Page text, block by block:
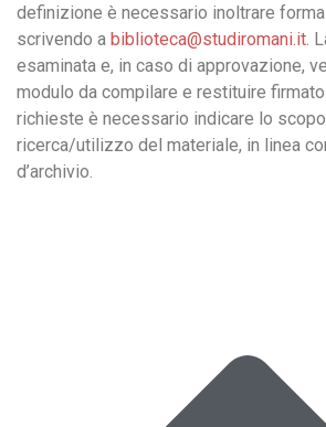
definizione è necessario inoltrare
scrivendo a biblioteca@studiromani.it .
esaminata e, in caso di approvazione,
modulo da compilare e restituire
richieste è necessario indicare lo
ricerca/utilizzo del materiale, in linea
d’archivio.